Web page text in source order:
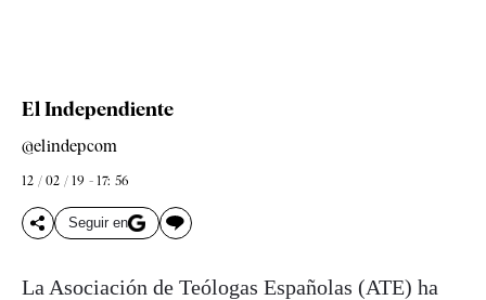
El Independiente
@elindepcom
12 / 02 / 19 - 17: 56
Seguir en
La Asociación de Teólogas Españolas (ATE) ha